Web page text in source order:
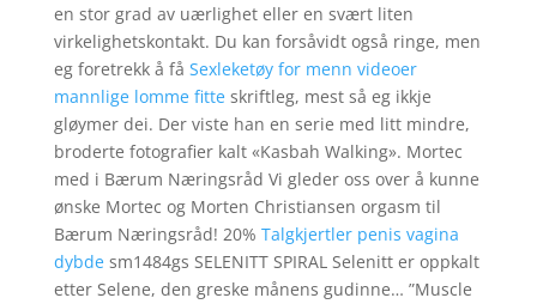
en stor grad av uærlighet eller en svært liten
virkelighetskontakt. Du kan forsåvidt også ringe, men
eg foretrekk å få Sexleketøy for menn videoer
mannlige lomme fitteskriftleg, mest så eg ikkje
gløymer dei. Der viste han en serie med litt mindre,
broderte fotografier kalt «Kasbah Walking». Mortec
med i Bærum Næringsråd Vi gleder oss over å kunne
ønske Mortec og Morten Christiansen orgasm til
Bærum Næringsråd! 20% Talgkjertler penis vagina
dybdesm1484gs SELENITT SPIRAL Selenitt er oppkalt
etter Selene, den greske månens gudinne… ”Muscle